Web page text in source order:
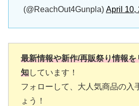
(@ReachOut4Gunpla) April 10,
最新情報や新作/再販祭り情報
知しています！
フォローして、大人気商品の入
ょう！